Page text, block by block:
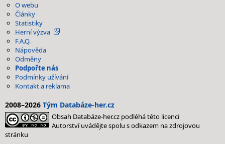
O webu
Články
Statistiky
Herní výzva
F.A.Q.
Nápověda
Odměny
Podpořte nás
Podmínky užívání
Kontakt a reklama
2008–2026 Tým Databáze-her.cz
Obsah Databáze-her.cz podléhá této licenci
Autorství uvádějte spolu s odkazem na zdrojovou
stránku